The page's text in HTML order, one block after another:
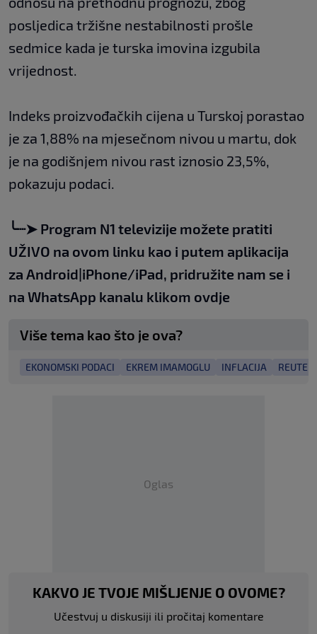
posljedica tržišne nestabilnosti prošle
sedmice kada je turska imovina izgubila
vrijednost.
Indeks proizvođačkih cijena u Turskoj porastao
je za 1,88% na mjesečnom nivou u martu, dok
je na godišnjem nivou rast iznosio 23,5%,
pokazuju podaci.
╰┈➤ Program N1 televizije možete pratiti
UŽIVO na ovom linku kao i putem aplikacija
za Android|iPhone/iPad, pridružite nam se i
na WhatsApp kanalu klikom ovdje
Više tema kao što je ova?
EKONOMSKI PODACI EKREM IMAMOGLU INFLACIJA
Oglas
KAKVO JE TVOJE MIŠLJENJE O OVOME?
Učestvuj u diskusiji ili pročitaj komentare